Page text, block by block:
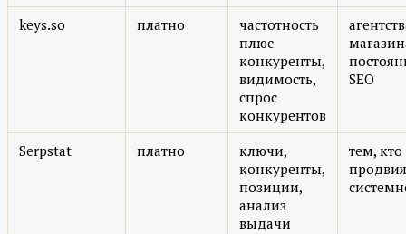
keys.so
платно
частотность
плюс
конкуренты,
видимость,
спрос
конкурентов
SEO
Serpstat платно
ключи,
конкуренты,
позиции,
анализ
выдачи
тем, кто